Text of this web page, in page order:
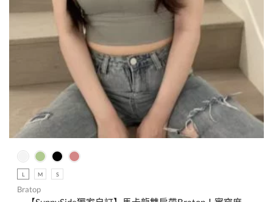
L M S
Bratop